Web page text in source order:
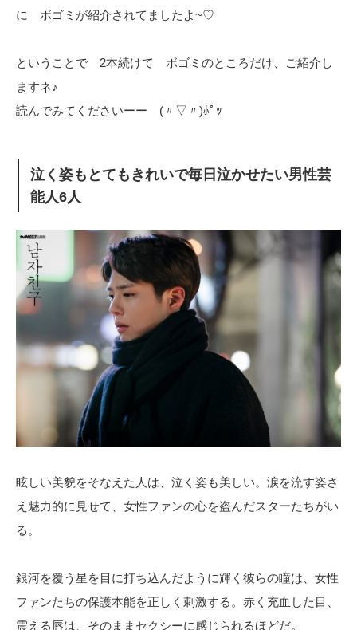
に ボゴミが紹介されてましたよ~♡
ということで 2本続けて ボゴミのところだけ、ご紹介し
ますネ♪
読んでみてくださいーー (〃▽〃)ﾎﾟｯ
泣く姿もとてもきれいで毎日泣かせたい男性芸
能人6人
眩しい美貌をそなえた人は、泣く姿も美しい。涙を流す姿さ
え魅力的に見せて、女性ファンの心を盗んだスターたちがい
る。
銀河を覆う星を目に打ち込んだように輝く彼らの瞳は、女性
ファンたちの保護本能を正しく刺激する。赤く充血した目、
震える唇は、そのままセクシーに感じられるほどだ。